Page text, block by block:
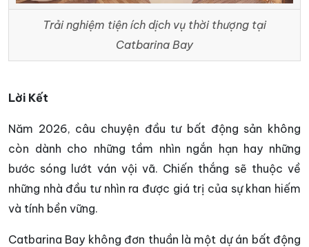
Trải nghiệm tiện ích dịch vụ thời thượng tại
Catbarina Bay
Lời Kết
Năm 2026, câu chuyện đầu tư bất động sản không
còn dành cho những tầm nhìn ngắn hạn hay những
bước sóng lướt ván vội vã. Chiến thắng sẽ thuộc về
những nhà đầu tư nhìn ra được giá trị của sự khan hiếm
và tính bền vững.
Catbarina Bay không đơn thuần là một dự án bất động